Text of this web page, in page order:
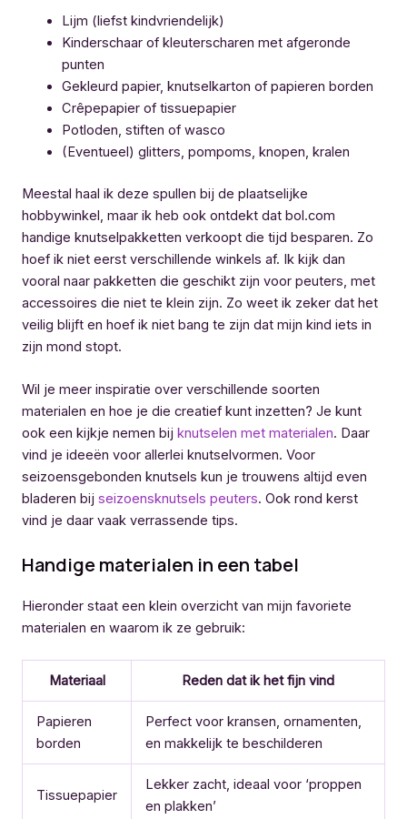
Lijm (liefst kindvriendelijk)
Kinderschaar of kleuterscharen met afgeronde
punten
Gekleurd papier, knutselkarton of papieren borden
Crêpepapier of tissuepapier
Potloden, stiften of wasco
(Eventueel) glitters, pompoms, knopen, kralen
Meestal haal ik deze spullen bij de plaatselijke
hobbywinkel, maar ik heb ook ontdekt dat bol.com
handige knutselpakketten verkoopt die tijd besparen. Zo
hoef ik niet eerst verschillende winkels af. Ik kijk dan
vooral naar pakketten die geschikt zijn voor peuters, met
accessoires die niet te klein zijn. Zo weet ik zeker dat het
veilig blijft en hoef ik niet bang te zijn dat mijn kind iets in
zijn mond stopt.
Wil je meer inspiratie over verschillende soorten
materialen en hoe je die creatief kunt inzetten? Je kunt
ook een kijkje nemen bij knutselen met materialen. Daar
vind je ideeën voor allerlei knutselvormen. Voor
seizoensgebonden knutsels kun je trouwens altijd even
bladeren bij seizoensknutsels peuters. Ook rond kerst
vind je daar vaak verrassende tips.
Handige materialen in een tabel
Hieronder staat een klein overzicht van mijn favoriete
materialen en waarom ik ze gebruik:
Materiaal Reden dat ik het fijn vind
Papieren
borden
Perfect voor kransen, ornamenten,
en makkelijk te beschilderen
Tissuepapier
Lekker zacht, ideaal voor ‘proppen
en plakken’